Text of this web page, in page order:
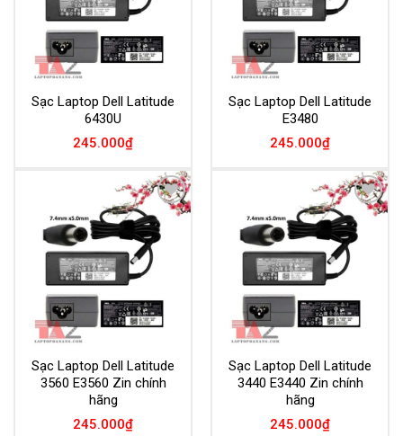
Sạc Laptop Dell Latitude
6430U
245.000₫
Sạc Laptop Dell Latitude
E3480
245.000₫
Add to
Wishlist
Sạc Laptop Dell Latitude
3560 E3560 Zin chính
hãng
245.000₫
Add to
Wishlist
Sạc Laptop Dell Latitude
3440 E3440 Zin chính
hãng
245.000₫